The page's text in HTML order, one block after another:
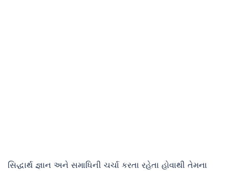
સિદ્ધાર્થ જ્ઞાન અને સમાધિની ચર્ચા કરતા રહેતા હોવાથી તેમના